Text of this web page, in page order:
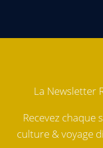
La Newsletter
Recevez
culture & voyage